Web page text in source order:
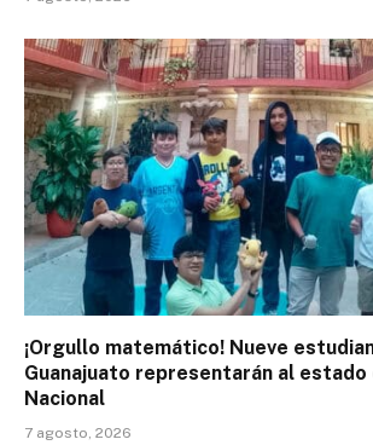
¡Orgullo matemático! Nueve
Guanajuato representarán al estado
Nacional
7 agosto, 2026